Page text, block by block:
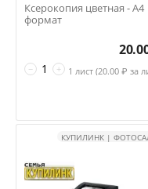
Ксерокопия цветная - А4
формат
+
− 1 лист (20.00 ₽ за
КУПИЛИНК |